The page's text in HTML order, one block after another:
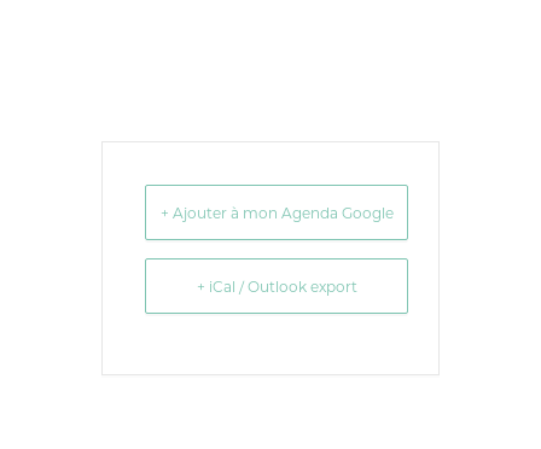
+ Ajouter à mon Agenda Google
+ iCal / Outlook export